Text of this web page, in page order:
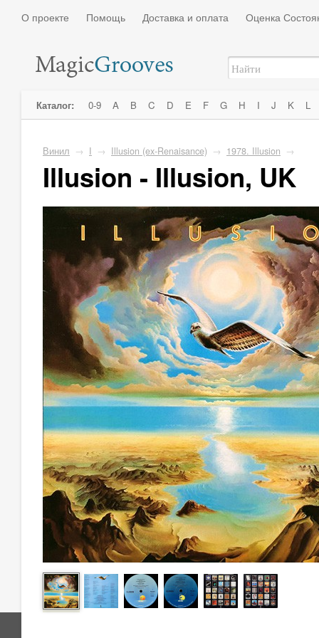
О проекте Помощь Доставка и оплата Оценка
Каталог: 0-9 A B C D E F G H I J K L
Винил → I → Illusion (ex-Renaisance) → 1978. Illusion →
Illusion - Illusion, UK